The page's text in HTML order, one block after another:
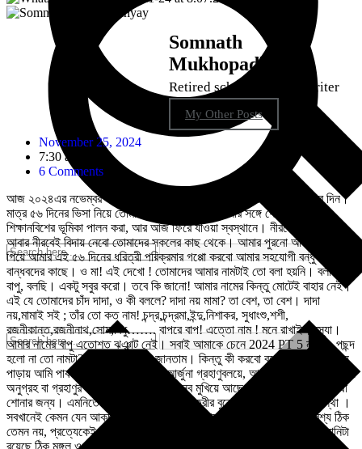
Somnath
Mukhopadhyay
Retired school teacher, Writer
My Other Posts
November 25, 2024
7:30 am
6 Comments
আজ ২০২৪এর নভেম্বর মাসের ২৫ তারিখ । আজ আমার নিজের ঘরে ফিরে যাবার দিন।
মাত্র ৫৬ দিনের ভিসা নিয়ে তোমাদের কাছে আসা, চাঁদ মামার সঙ্গে থেকে একরকম
শিক্ষানবিশের ভূমিকা পালন করা, আর আজ ফিরে যাওয়া স্বস্থানে। নীরবে এসেছিলাম,
আবার নীরবেই বিদায় নেবো তোমাদের সকলের কাছ থেকে। আমার পুরনো আস্তানায় ফিরে
গিয়ে আমার এই ৫৬ দিনের ধরিত্রী পরিক্রমার গপ্পো করবো আমার সহযোগী বন্ধু
বান্ধবদের কাছে। ও মা! এই দেখো ! তোমাদের আমার নামটাই তো বলা হয়নি। বলছি
বাপু, বলছি। একটু সবুর করো। তবে কি জানো! আমার নামের কিন্তু মোটেই বাহার নেই।
এই যে তোমাদের চাঁদ দাদা, ও কী বললে? দাদা নয় মামা? তা বেশ, তা বেশ। দাদা
নয়,মামাই স‌ই ; তাঁর তো কত নাম! চন্দ্র,চন্দ্রমা,ইন্দু,নিশাকর, সুধাংশু,শশী,
রজনীকান্ত,রজনীনাথ,সোম,বিধু……. বাপরে বাপ! এত্তো নাম ! মনে রাখাই সমস্যা।
আমার নামের বাপু এতোশত ঝঞ্ঝাট নেই। সবাই আমাকে চেনে 2024 PT 5 নামে। পছন্দ
হলো না তো নামটা? জানতাম, বিলকুল জানতাম। কিন্তু কী করবো বলো ? মহাকাশের যে
পাড়ায় আমি পাকাপাকি ভাবে থাকি , সেই আর্জুনা গ্রহাণুবলয়ে, আরও ১ থেকে ১.৯ মিলিয়ন
অনুগ্রহ বা গ্রহাণুর সঙ্গে সেখানকার বন্ধুরাও সব মুখিয়ে আছে আমার মুখে তোমাদের কথা
শোনার জন্য। এমনিতেই দেখলাম তোমাদের ধরিত্রীর বুকে ঠাঁই নাই, ঠাঁই নাই অবস্থা ।
সবখানেই কেমন যেন আকচা আকচির পর্ব চলছে। আমাদের সূর্য মামার সংসার অবশ্য ঠিক
তেমন নয়, প্রত্যেকেই তার জন্য নির্দিষ্ট পথে সমানে ঘুরপাক খাচ্ছে। আমাদের কলোনিটা